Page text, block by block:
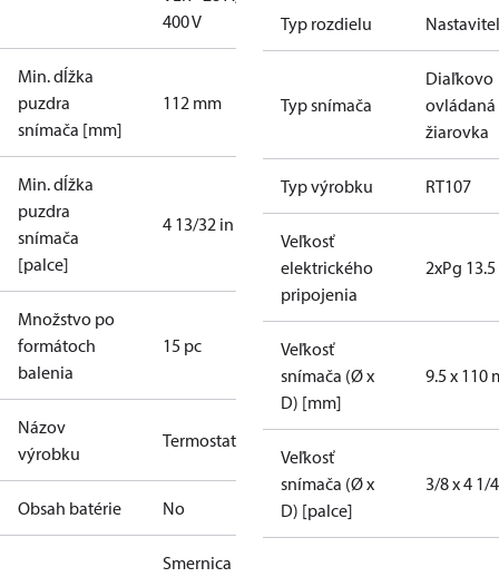
400 V
Min. dĺžka
puzdra
snímača [mm]
112 mm
Min. dĺžka
puzdra
snímača
[palce]
4 13/32 in
Množstvo po
formátoch
balenia
15 pc
Názov
výrobku
Termostat
Obsah batérie No
Smernica RoHS
Typ rozdielu
Typ snímača
Diaľkovo
ovládaná
žiarovka
Typ výrobku RT107
Veľkosť
elektrického
pripojenia
2xPg 13.5
Veľkosť
snímača (Ø x
D) [mm]
9.5 x 110
Veľkosť
snímača (Ø x
D) [palce]
3/8 x 4 1/